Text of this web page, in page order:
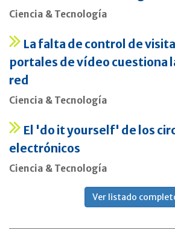
Ciencia & Tecnología
La falta de control de
portales de vídeo cuestiona
red
Ciencia & Tecnología
El 'do it yourself' de los
electrónicos
Ciencia & Tecnología
Ver listado